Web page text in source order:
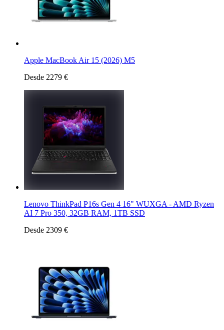
Apple MacBook Air 15 (2026) M5
Desde 2279 €
Lenovo ThinkPad P16s Gen 4 16" WUXGA - AMD Ryzen
AI 7 Pro 350, 32GB RAM, 1TB SSD
Desde 2309 €